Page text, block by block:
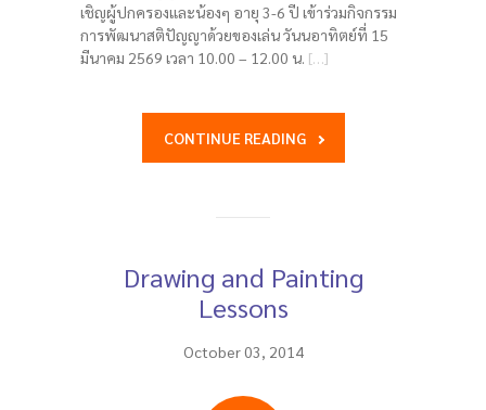
เชิญผู้ปกครองและน้องๆ อายุ 3-6 ปี เข้าร่วมกิจกรรม
การพัฒนาสติปัญญาด้วยของเล่น วันนอาทิตย์ที่ 15
มีนาคม 2569 เวลา 10.00 – 12.00 น. […]
CONTINUE READING
Drawing and Painting
Lessons
October 03, 2014